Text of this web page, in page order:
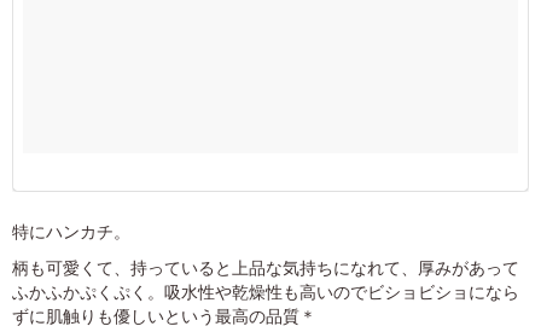
特にハンカチ。
柄も可愛くて、持っていると上品な気持ちになれて、厚みがあって
ふかふかぷくぷく。吸水性や乾燥性も高いのでビショビショになら
ずに肌触りも優しいという最高の品質＊